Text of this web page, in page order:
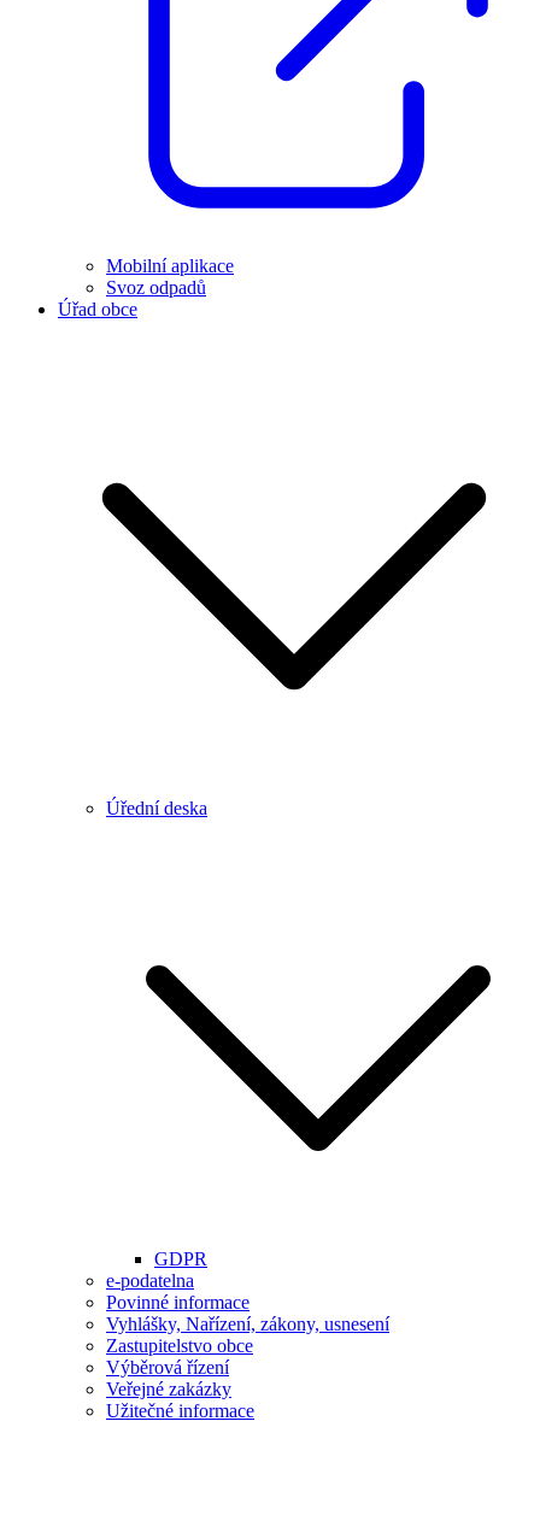
Mobilní aplikace
Svoz odpadů
Úřad obce
Úřední deska
GDPR
e-podatelna
Povinné informace
Vyhlášky, Nařízení, zákony, usnesení
Zastupitelstvo obce
Výběrová řízení
Veřejné zakázky
Užitečné informace